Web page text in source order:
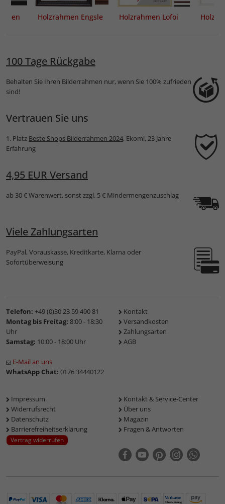
Holzrahmen Engsle Holzrahmen Lofoi
100 Tage Rückgabe
Behalten Sie Ihren Bilderrahmen nur, wenn Sie 100% zufrieden
sind!
Vertrauen Sie uns
1. Platz Beste Shops Bilderrahmen 2024, Ekomi, 23 Jahre
Erfahrung
4,95 EUR Versand
ab 30 € Warenwert, sonst zzgl. 5 € Mindermengenzuschlag
Viele Zahlungsarten
PayPal, Vorauskasse, Kreditkarte, Klarna oder
Sofortüberweisung
Telefon: +49 (0)30 23 59 490 81
Montag bis Freitag: 8:00 - 18:30
Uhr
Samstag: 10:00 - 18:00 Uhr
E-Mail an uns
WhatsApp Chat: 0176 34440122
Kontakt
Versandkosten
Zahlungsarten
AGB
Impressum
Widerrufsrecht
Datenschutz
Barrierefreiheitserklärung
Vertrag widerrufen
Kontakt & Service-Center
Über uns
Magazin
Fragen & Antworten